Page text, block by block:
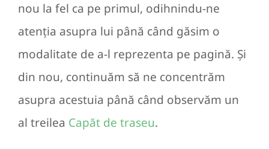
nou la fel ca pe primul, odihnindu-ne
atenția asupra lui până când găsim o
modalitate de a-l reprezenta pe pagină. Și
din nou, continuăm să ne concentrăm
asupra acestuia până când observăm un
al treilea Capăt de traseu.